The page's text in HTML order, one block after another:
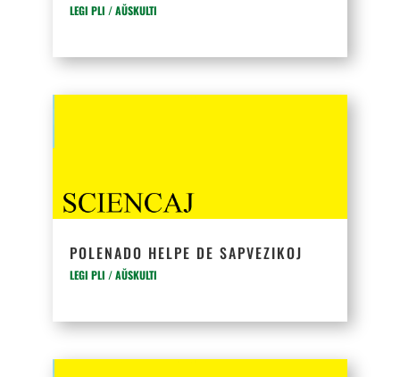
LEGI PLI / AŬSKULTI
POLENADO HELPE DE SAPVEZIKOJ
LEGI PLI / AŬSKULTI